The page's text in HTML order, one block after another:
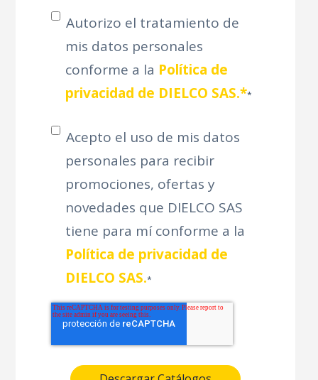
Autorizo el tratamiento de
mis datos personales
conforme a la Política de
privacidad de DIELCO SAS.**
Acepto el uso de mis datos
personales para recibir
promociones, ofertas y
novedades que DIELCO SAS
tiene para mí conforme a la
Política de privacidad de
DIELCO SAS.*